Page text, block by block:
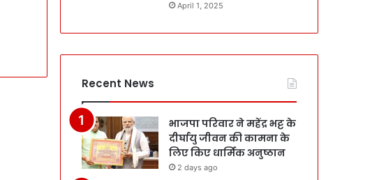
April 1, 2025
Recent News
भाजपा परिवार ने महेंद्र भट्ट के
दीर्घायु जीवन की कामना के
लिए किए धार्मिक अनुष्ठान
2 days ago